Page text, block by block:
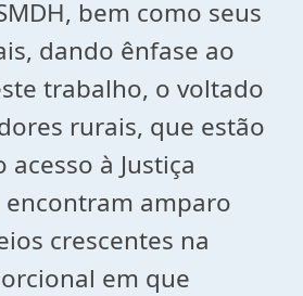
bem como seus
dando ênfase ao
trabalho, o voltado
rurais, que estão
à Justiça
encontram amparo
crescentes na
em que